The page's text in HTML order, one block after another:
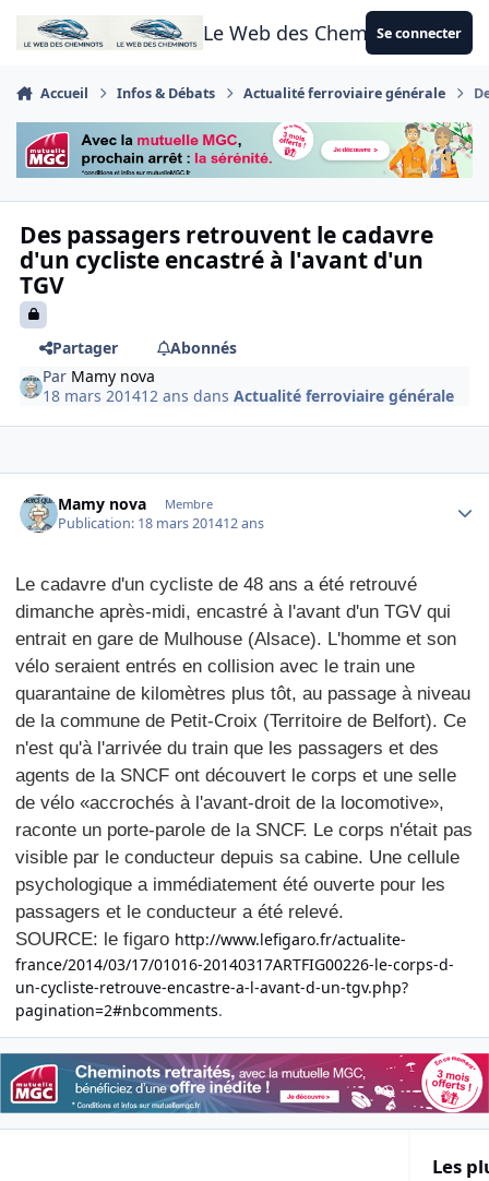
Aller au contenu
Le Web des CheminotsSe connecter
Accueil Infos & Débats Actualité ferroviaire générale
Des passagers retrouvent le cadavre
d'un cycliste encastré à l'avant d'un
TGV
Partager
Abonnés
Par Mamy nova
18 mars 201412 ans dansActualité ferroviaire générale
Mamy nova Membre
Publication: 18 mars 201412 ans
Le cadavre d'un cycliste de 48 ans a été retrouvé
dimanche après-midi, encastré à l'avant d'un TGV qui
entrait en gare de Mulhouse (Alsace). L'homme et son
vélo seraient entrés en collision avec le train une
quarantaine de kilomètres plus tôt, au passage à niveau
de la commune de Petit-Croix (Territoire de Belfort). Ce
n'est qu'à l'arrivée du train que les passagers et des
agents de la SNCF ont découvert le corps et une selle
de vélo «accrochés à l'avant-droit de la locomotive»,
raconte un porte-parole de la SNCF. Le corps n'était pas
visible par le conducteur depuis sa cabine. Une cellule
psychologique a immédiatement été ouverte pour les
passagers et le conducteur a été relevé.
SOURCE: le figaro http://www.lefigaro.fr/actualite-
france/2014/03/17/01016-20140317ARTFIG00226-le-corps-d-
un-cycliste-retrouve-encastre-a-l-avant-d-un-tgv.php?
pagination=2#nbcomments.
Les